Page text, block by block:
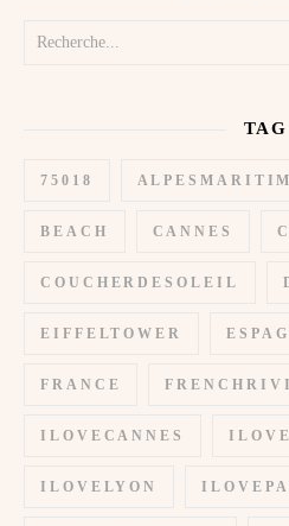
TAG
75018
BEACH CANNES
COUCHERDESOLEIL
EIFFELTOWER
FRANCE
ILOVECANNES
ILOVELYON